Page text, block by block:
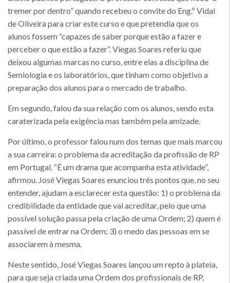
tremer por dentro” quando recebeu o convite do Eng.º Vidal
de Oliveira para criar este curso e que pretendia que os
alunos fossem “capazes de saber porque estão a fazer e
perceber o que estão a fazer”. Viegas Soares referiu que
deixou algumas marcas no curso, entre elas a disciplina de
Semiologia e os laboratórios, que tinham como objetivo a
preparação dos alunos para o mercado de trabalho.
Em segundo, falou da sua relação com os alunos, sendo esta
caraterizada pela exigência mas também pela amizade.
Por último, o professor falou num dos temas que mais marcou
a sua carreira: o problema da acreditação da profissão de RP
em Portugal. “É um drama que acompanha esta atividade”,
afirmou. José Viegas Soares enunciou três pontos que, no seu
entender, ajudam a esclarecer esta questão: 1) o problema da
credibilidade da entidade que vai acreditar, pelo que uma
possível solução passa pela criação de uma Ordem; 2) quem é
passível de entrar na Ordem; 3) o medo das pessoas em se
associarem à mesma.
Neste sentido, José Viegas Soares lançou um repto à plateia,
para que seja criada uma Ordem dos profissionais de RP,